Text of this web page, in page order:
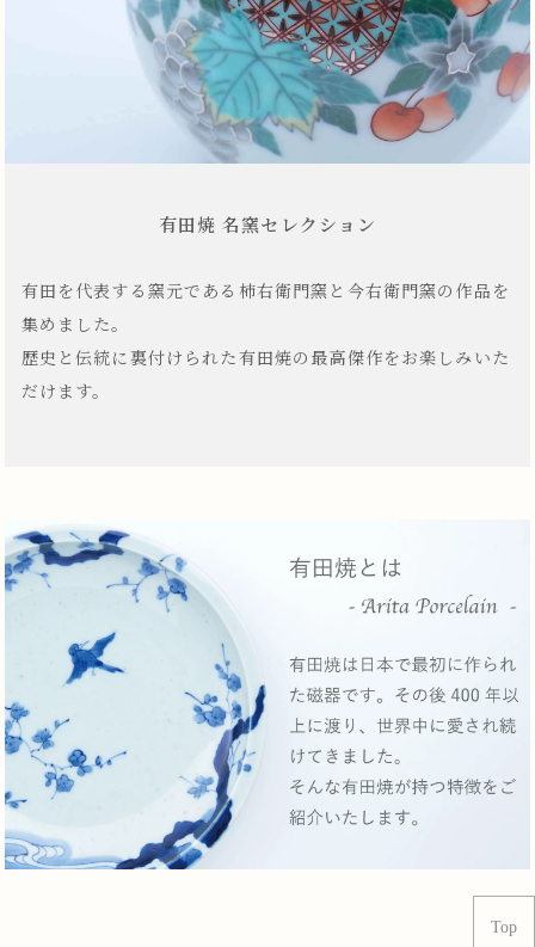
有田焼 名窯セレクション
有田を代表する窯元である柿右衛門窯と今右衛門窯の作品を
集めました。
歴史と伝統に裏付けられた有田焼の最高傑作をお楽しみいた
だけます。
Top